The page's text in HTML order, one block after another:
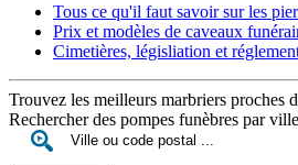
Tous ce qu'il faut savoir sur les
Prix et modèles de caveaux
Cimetières, législiation et
Trouvez les meilleurs marbriers proches
Rechercher des pompes funèbres par